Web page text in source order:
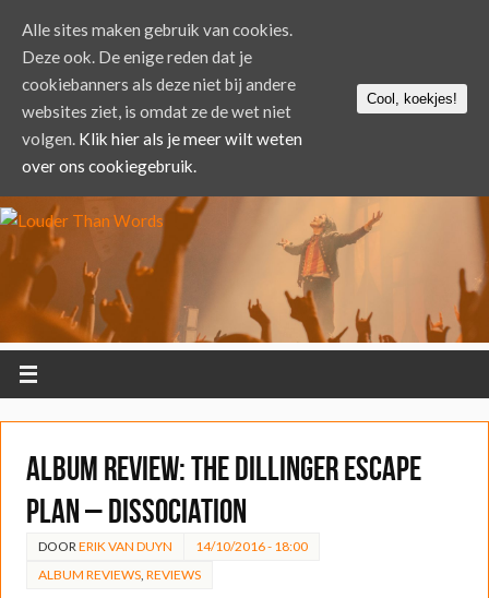
ALBUM REVIEW: The Dillinger Escape
Plan – Dissociation
DOOR ERIK VAN DUYN
14/10/2016 - 18:00
ALBUM REVIEWS, REVIEWS
Alle sites maken gebruik van cookies.
Deze ook. De enige reden dat je
cookiebanners als deze niet bij andere
websites ziet, is omdat ze de wet niet
volgen. Klik hier als je meer wilt weten
over ons cookiegebruik.
Cool, koekjes!